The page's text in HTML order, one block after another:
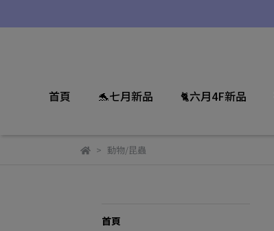
首頁 🐬七月新品 🐈六月4F新品
動物/昆蟲
首頁